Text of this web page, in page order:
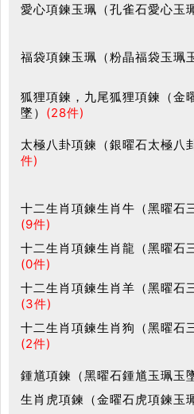
愛心項鍊玉珮（孔雀石愛心玉
福袋項鍊玉珮（粉晶福袋玉珮
狐狸項鍊，九尾狐狸項鍊（金
墜） (28件)
太極八卦項鍊（銀曜石太極八
件)
十二生肖項鍊生肖牛（黑曜石
(9件)
十二生肖項鍊生肖龍（黑曜石
(0件)
十二生肖項鍊生肖羊（黑曜石
(3件)
十二生肖項鍊生肖狗（黑曜石
(2件)
鍾馗項鍊（黑曜石鍾馗玉珮玉
生肖虎項鍊（金曜石虎項鍊玉